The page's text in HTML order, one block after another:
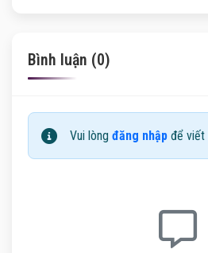
Bình luận (0)
Vui lòng đăng nhập để viết